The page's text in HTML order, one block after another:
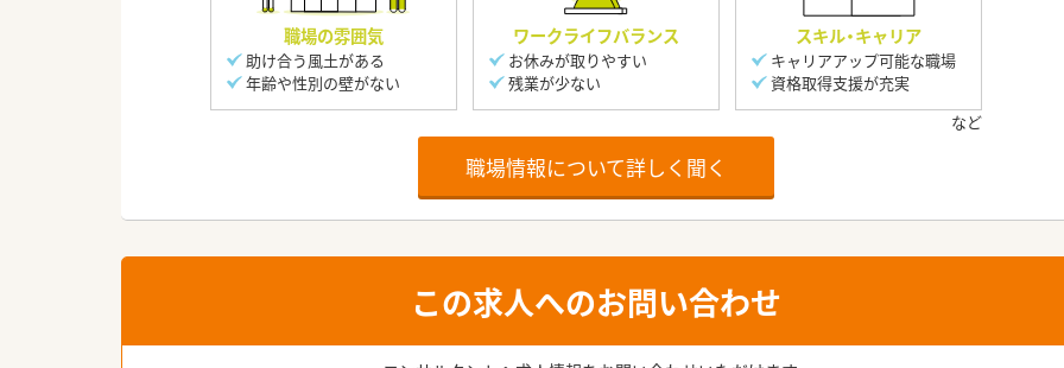
職場の雰囲気
助け合う風土がある
年齢や性別の壁がない
ワークライフバランス
お休みが取りやすい
残業が少ない
スキル・キャリア
キャリアアップ可能な職場
資格取得支援が充実
職場情報について詳しく聞く
この求人へのお問い合わせ